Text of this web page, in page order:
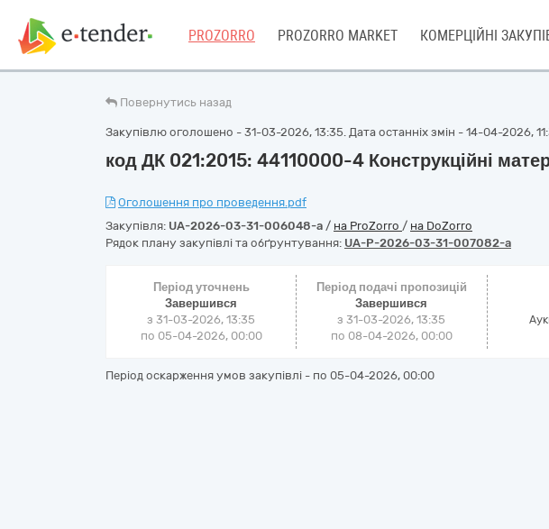
PROZORRO PROZORRO MARKET КОМЕРЦІЙНІ
Повернутись назад
Закупівлю оголошено - 31-03-2026, 13:35. Дата останніх змін - 14-04-2026,
код ДК 021:2015: 44110000-4 Конструкційні
Оголошення про проведення.pdf
Закупівля: UA-2026-03-31-006048-a / на ProZorro / на DoZorro
Рядок плану закупівлі та обґрунтування: UA-P-2026-03-31-007082-a
Період уточнень
Завершився
з 31-03-2026, 13:35
по 05-04-2026, 00:00
Період подачі пропозицій
Завершився
з 31-03-2026, 13:35
по 08-04-2026, 00:00
Період оскарження умов закупівлі - по 05-04-2026, 00:00